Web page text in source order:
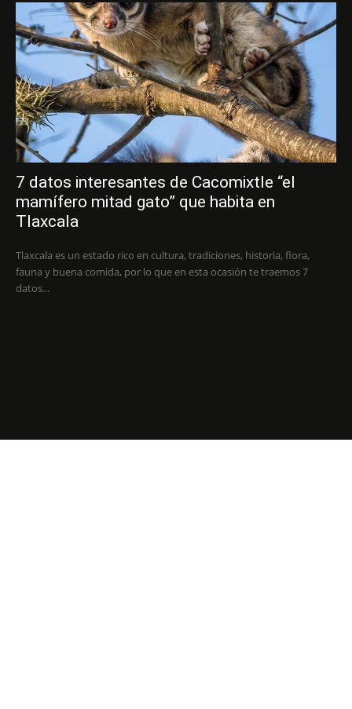
7 datos interesantes de Cacomixtle “el
mamífero mitad gato” que habita en
Tlaxcala
Tlaxcala es un estado rico en cultura, tradiciones, historia, flora,
fauna y buena comida, por lo que en esta ocasión te traemos 7
datos...